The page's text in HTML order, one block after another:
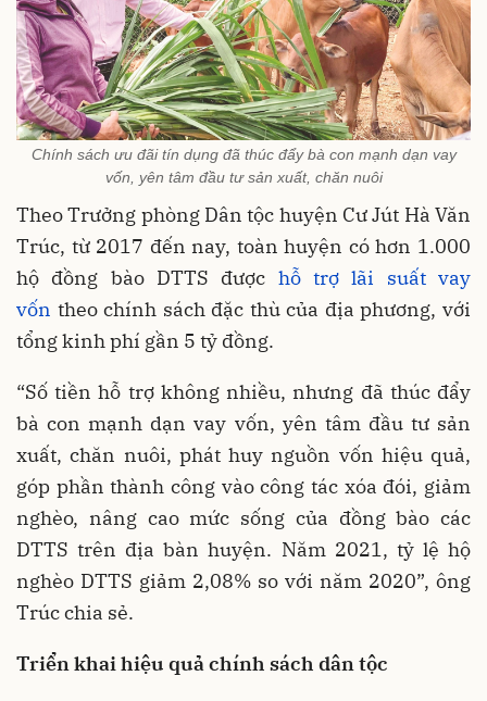
Chính sách ưu đãi tín dụng đã thúc đẩy bà con mạnh dạn vay
vốn, yên tâm đầu tư sản xuất, chăn nuôi
Theo Trưởng phòng Dân tộc huyện Cư Jút Hà Văn
Trúc, từ 2017 đến nay, toàn huyện có hơn 1.000
hộ đồng bào DTTS được hỗ trợ lãi suất vay
vốn theo chính sách đặc thù của địa phương, với
tổng kinh phí gần 5 tỷ đồng.
“Số tiền hỗ trợ không nhiều, nhưng đã thúc đẩy
bà con mạnh dạn vay vốn, yên tâm đầu tư sản
xuất, chăn nuôi, phát huy nguồn vốn hiệu quả,
góp phần thành công vào công tác xóa đói, giảm
nghèo, nâng cao mức sống của đồng bào các
DTTS trên địa bàn huyện. Năm 2021, tỷ lệ hộ
nghèo DTTS giảm 2,08% so với năm 2020”, ông
Trúc chia sẻ.
Triển khai hiệu quả chính sách dân tộc